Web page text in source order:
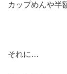
カップめんや半
それに…